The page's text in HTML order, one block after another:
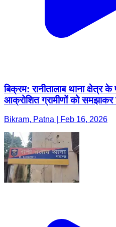
बिक्रम: रानीतालाब थाना क्षेत्र
आक्रोशित ग्रामीणों को समझाकर
Bikram, Patna | Feb 16, 2026